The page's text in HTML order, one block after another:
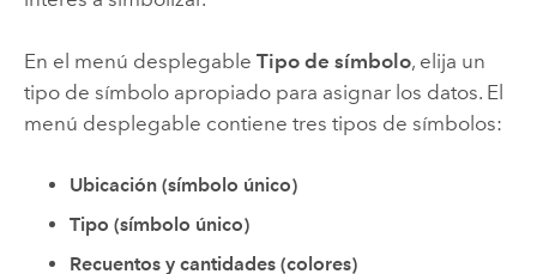
En el menú desplegable Tipo de símbolo, elija un
tipo de símbolo apropiado para asignar los datos. El
menú desplegable contiene tres tipos de símbolos:
Ubicación (símbolo único)
Tipo (símbolo único)
Recuentos y cantidades (colores)